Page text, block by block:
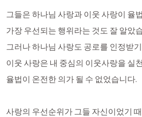
그들은 하나님 사랑과 이웃 사랑이 율
가장 우선되는 행위라는 것도 잘 알았
그러나 하나님 사랑도 공로를 인정받
이웃 사랑은 내 중심의 이웃사랑을 실
율법이 온전한 의가 될 수 없었습니다.
사랑의 우선순위가 그들 자신이었기